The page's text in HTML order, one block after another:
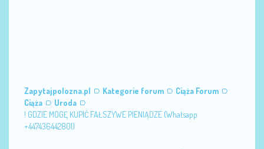
Zapytajpolozna.pl Kategorie forum
Ciąża Forum
Ciąża
Uroda
! GDZIE MOGĘ KUPIĆ FAŁSZYWE PIENIĄDZE (Whatsapp
+447436442801)